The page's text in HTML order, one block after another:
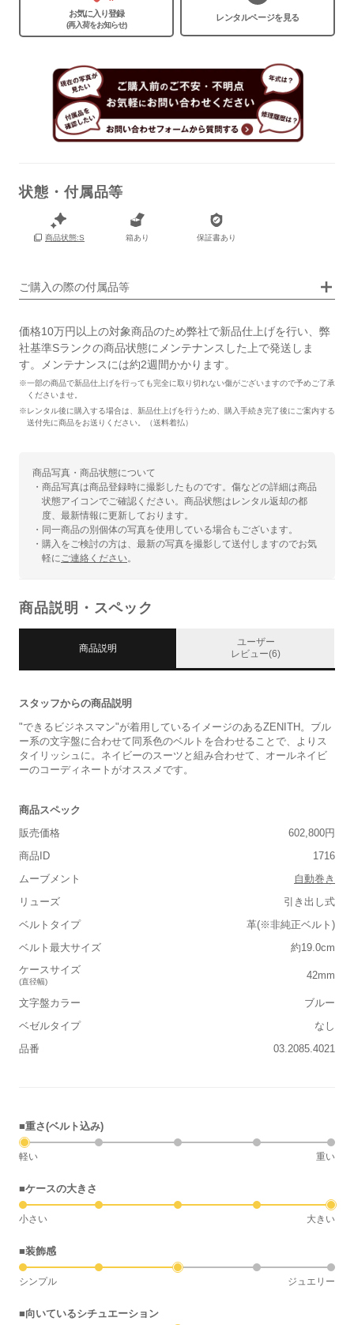
お気に入り登録
(再入荷をお知らせ)
レンタルページを見る
状態・付属品等
商品状態:S 箱あり 保証書あり
ご購入の際の付属品等
価格10万円以上の対象商品のため弊社で新品仕上げを行い、弊
社基準Sランクの商品状態にメンテナンスした上で発送しま
す。メンテナンスには約2週間かかります。
※一部の商品で新品仕上げを行っても完全に取り切れない傷がございますので予めご了承
くださいませ。
※レンタル後に購入する場合は、新品仕上げを行うため、購入手続き完了後にご案内する
送付先に商品をお送りください。（送料着払）
商品写真・商品状態について
・商品写真は商品登録時に撮影したものです。傷などの詳細は商品
状態アイコンでご確認ください。商品状態はレンタル返却の都
度、最新情報に更新しております。
・同一商品の別個体の写真を使用している場合もございます。
・購入をご検討の方は、最新の写真を撮影して送付しますのでお気
軽に ご連絡ください。
商品説明・スペック
商品説明
ユーザー
レビュー(6)
スタッフからの商品説明
"できるビジネスマン"が着用しているイメージのあるZENITH。ブル
ー系の文字盤に合わせて同系色のベルトを合わせることで、よりス
タイリッシュに。ネイビーのスーツと組み合わせて、オールネイビ
ーのコーディネートがオススメです。
商品スペック
販売価格
602,800円
商品ID
1716
ムーブメント
自動巻き
リューズ
引き出し式
ベルトタイプ
革(※非純正ベルト)
ベルト最大サイズ
約19.0cm
ケースサイズ
(直径幅)
42mm
文字盤カラー
ブルー
ベゼルタイプ
なし
品番
03.2085.4021
■重さ(ベルト込み)
軽い 重い
■ケースの大きさ
小さい 大きい
■装飾感
シンプル ジュエリー
■向いているシチュエーション